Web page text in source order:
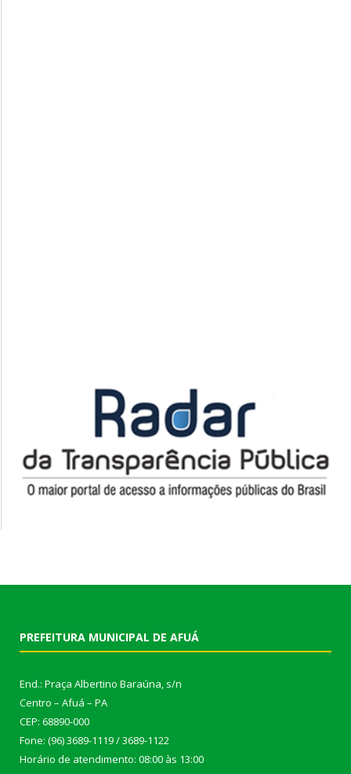
PREFEITURA MUNICIPAL DE AFUÁ
End.: Praça Albertino Baraúna, s/n
Centro – Afuá – PA
CEP: 68890-000
Fone: (96) 3689-1119 / 3689-1122
Horário de atendimento: 08:00 às 13:00